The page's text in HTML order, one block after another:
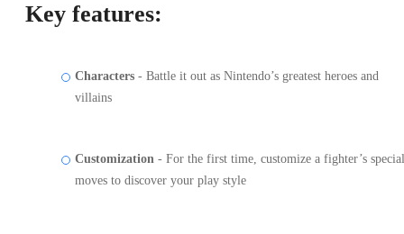
Key features:
Characters - Battle it out as Nintendo’s greatest heroes and
villains
Customization - For the first time, customize a fighter’s special
moves to discover your play style